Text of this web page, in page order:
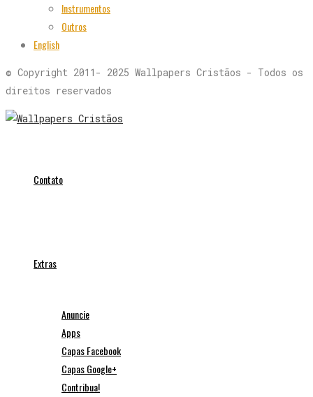
Instrumentos
Outros
English
© Copyright 2011- 2025 Wallpapers Cristãos - Todos os
direitos reservados
Contato
Extras
Anuncie
Apps
Capas Facebook
Capas Google+
Contribua!